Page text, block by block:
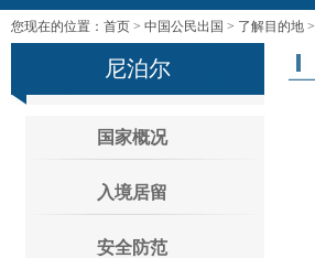
您现在的位置： 首页 > 中国公民出国 > 了解目的地 >
尼泊尔
国家概况
入境居留
安全防范